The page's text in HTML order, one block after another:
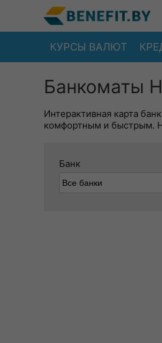
КУРСЫ ВАЛЮТ
Банкоматы
Интерактивная карта
комфортным и быстрым.
Банк